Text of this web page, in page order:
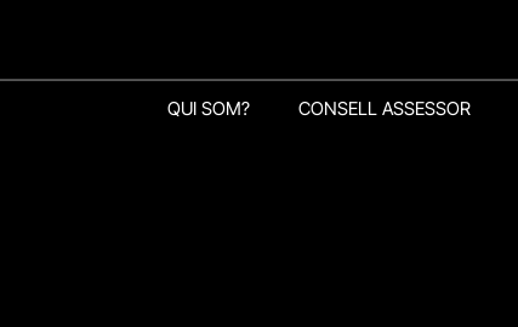
QUI SOM? CONSELL ASSESSOR